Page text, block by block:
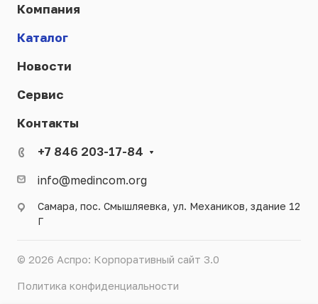
Компания
Каталог
Новости
Сервис
Контакты
+7 846 203-17-84
info@medincom.org
Самара, пос. Смышляевка, ул. Механиков, здание 12
Г
© 2026 Аспро: Корпоративный сайт 3.0
Политика конфиденциальности